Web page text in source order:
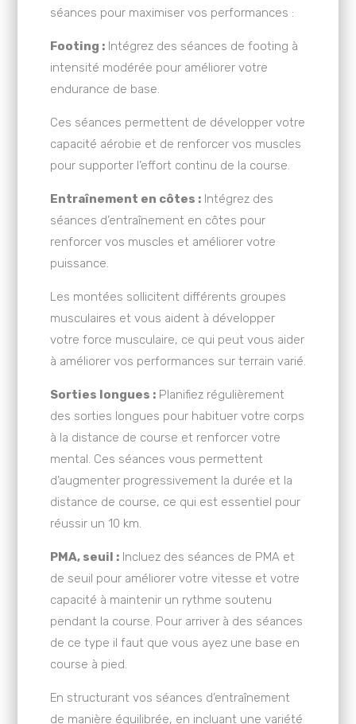
séances pour maximiser vos performances :
Footing :Intégrez des séances de footing à
intensité modérée pour améliorer votre
endurance de base.
Ces séances permettent de développer votre
capacité aérobie et de renforcer vos muscles
pour supporter l’effort continu de la course.
Entraînement en côtes :Intégrez des
séances d’entraînement en côtes pour
renforcer vos muscles et améliorer votre
puissance.
Les montées sollicitent différents groupes
musculaires et vous aident à développer
votre force musculaire, ce qui peut vous aider
à améliorer vos performances sur terrain varié.
Sorties longues :Planifiez régulièrement
des sorties longues pour habituer votre corps
à la distance de course et renforcer votre
mental. Ces séances vous permettent
d’augmenter progressivement la durée et la
distance de course, ce qui est essentiel pour
réussir un 10 km.
PMA, seuil :Incluez des séances de PMA et
de seuil pour améliorer votre vitesse et votre
capacité à maintenir un rythme soutenu
pendant la course. Pour arriver à des séances
de ce type il faut que vous ayez une base en
course à pied.
En structurant vos séances d’entraînement
de manière équilibrée, en incluant une variété